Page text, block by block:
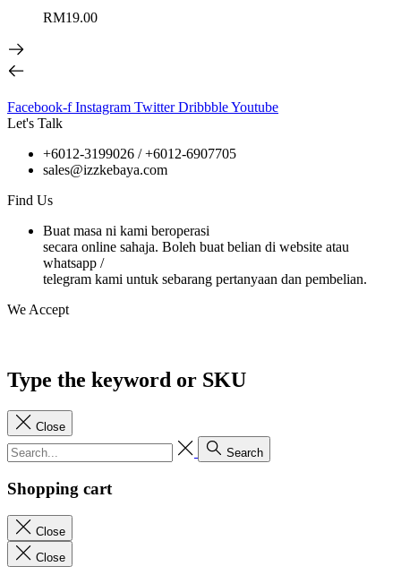
RM19.00
Facebook-f Instagram Twitter DribbbleYoutube
Let's Talk
+6012-3199026 / +6012-6907705
sales@izzkebaya.com
Find Us
Buat masa ni kami beroperasi
secara online sahaja. Boleh buat belian di website atau
whatsapp /
telegram kami untuk sebarang pertanyaan dan pembelian.
We Accept
Type the keyword or SKU
Close
Search
Shopping cart
Close
Close